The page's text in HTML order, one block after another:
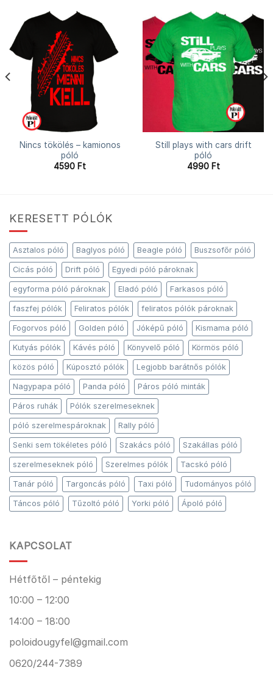
Nincs tökölés – kamionos
póló
4590 Ft
Still plays with cars drift
póló
4990 Ft
KERESETT PÓLÓK
Asztalos póló Baglyos póló Beagle póló Buszsofőr póló
Cicás póló Drift póló Egyedi póló pároknak
egyforma póló pároknak Eladó póló Farkasos póló
faszfej pólók Feliratos pólók feliratos pólók pároknak
Fogorvos póló Golden póló Jóképű póló Kismama póló
Kutyás pólók Kávés póló Könyvelő póló Körmös póló
közös póló Kúposztó pólók Legjobb barátnős pólók
Nagypapa póló Panda póló Páros póló minták
Páros ruhák Pólók szerelmeseknek
póló szerelmespároknak Rally póló
Senki sem tökéletes póló Szakács póló Szakállas póló
szerelmeseknek póló Szerelmes pólók Tacskó póló
Tanár póló Targoncás póló Taxi póló Tudományos póló
Táncos póló Tűzoltó póló Yorki póló Ápoló póló
KAPCSOLAT
Hétfőtől – péntekig
10:00 – 12:00
14:00 – 18:00
poloidougyfel@gmail.com
0620/244-7389